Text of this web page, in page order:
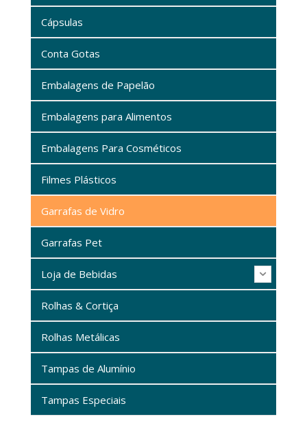
Cápsulas
Conta Gotas
Embalagens de Papelão
Embalagens para Alimentos
Embalagens Para Cosméticos
Filmes Plásticos
Garrafas de Vidro
Garrafas Pet
Loja de Bebidas
Rolhas & Cortiça
Rolhas Metálicas
Tampas de Alumínio
Tampas Especiais